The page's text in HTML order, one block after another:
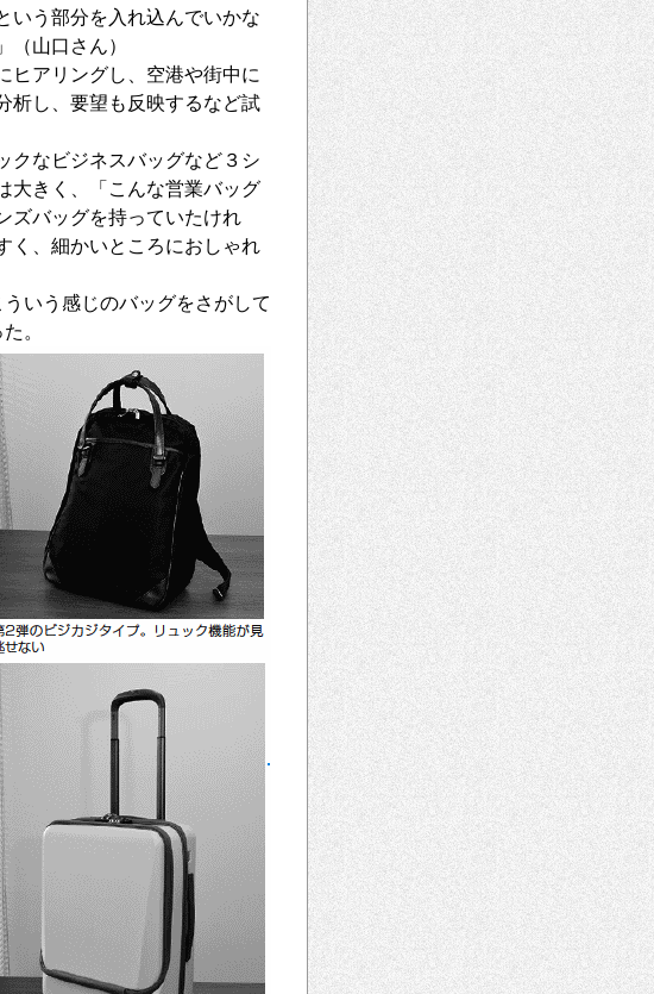
いう部分を入れ込んでいかな
（山口さん）
ヒアリングし、空港や街中に
析し、要望も反映するなど試
クなビジネスバッグなど３シ
大きく、「こんな営業バッグ
ズバッグを持っていたけれ
く、細かいところにおしゃれ
いう感じのバッグをさがして
。